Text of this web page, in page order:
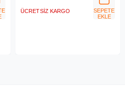
ÜCRETSIZ KARGO
SEPETE
EKLE